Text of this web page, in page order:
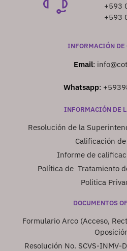
+593
+593
INFORMACIÓN DE
Email:
Whatsapp:
INFORMACIÓN DE
Resolución de la
Calificación
Informe de
Política de Tratamiento
Politica
DOCUMENTOS
Formulario Arco (Acceso,
Resolución No. SCVS-